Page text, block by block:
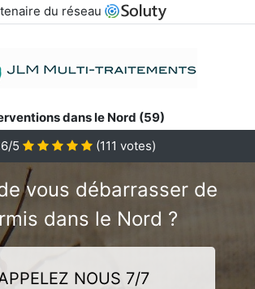
du réseau
dans le Nord (59)
/5 (111 votes)
vous débarrasser de
dans le Nord ?
NOUS 7/7